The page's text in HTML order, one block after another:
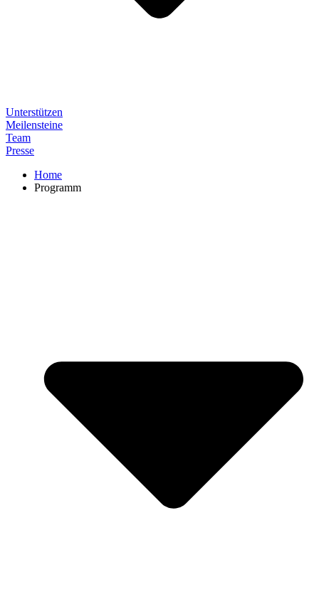
Unterstützen
Meilensteine
Team
Presse
Home
Programm